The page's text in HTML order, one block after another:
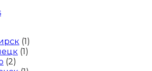
(1)
(1)
(2)